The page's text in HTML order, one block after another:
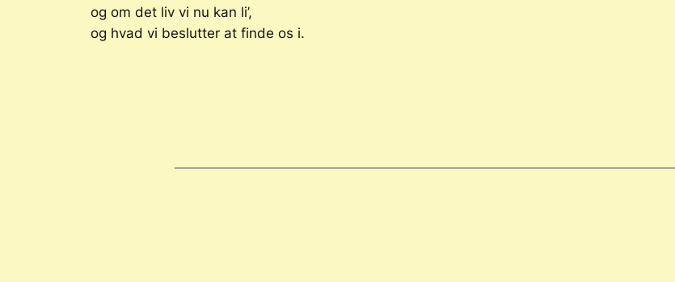
og om det liv vi nu kan li’,
og hvad vi beslutter at finde os i.